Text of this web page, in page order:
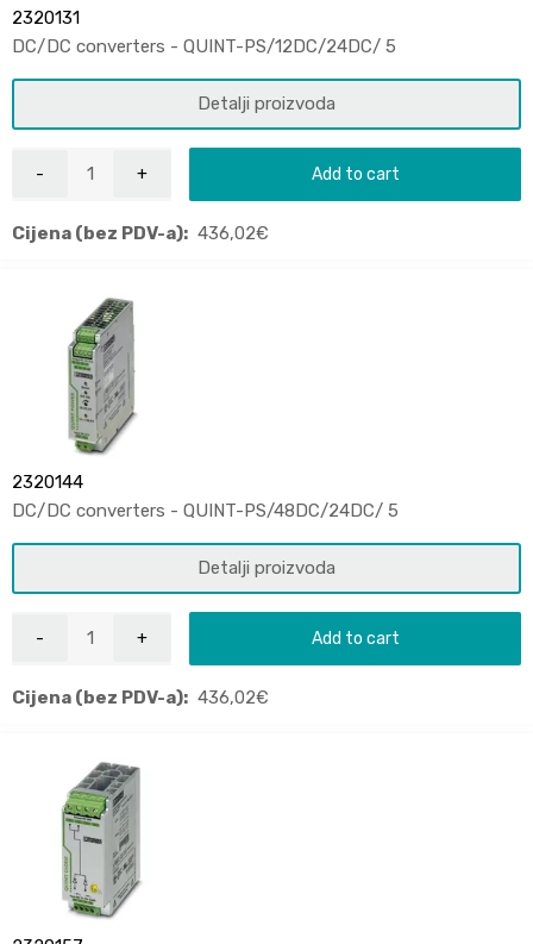
2320131
DC/DC converters - QUINT-PS/12DC/24DC/ 5
Detalji proizvoda
Add to cart
Cijena (bez PDV-a): 436,02€
2320144
DC/DC converters - QUINT-PS/48DC/24DC/ 5
Detalji proizvoda
Add to cart
Cijena (bez PDV-a): 436,02€